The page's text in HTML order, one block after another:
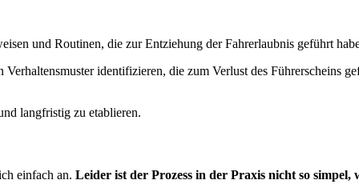
und Routinen, die zur Entziehung der Fahrerlaubnis geführt
identifizieren, die zum Verlust des Führerscheins
langfristig zu etablieren.
einfach an. Leider ist der Prozess in der Praxis nicht so simpel,